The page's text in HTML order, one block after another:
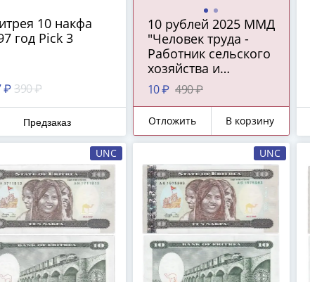
10 накфа
год Pick 3
₽ 390 ₽
Предзаказ
10 рублей 2025 ММД
"Человек труда -
Работник сельского
хозяйства и
перерабатывающей
промышленности"
10 ₽ 490 ₽
Отложить В корзину
UNC UNC